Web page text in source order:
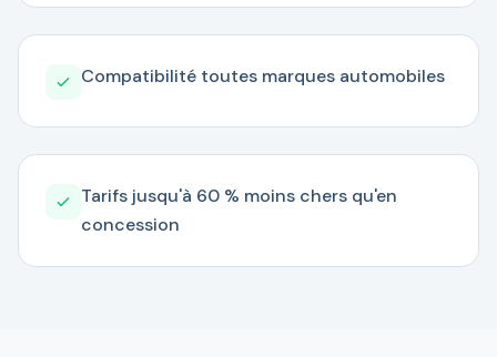
Compatibilité toutes marques automobiles
Tarifs jusqu'à 60 % moins chers qu'en
concession